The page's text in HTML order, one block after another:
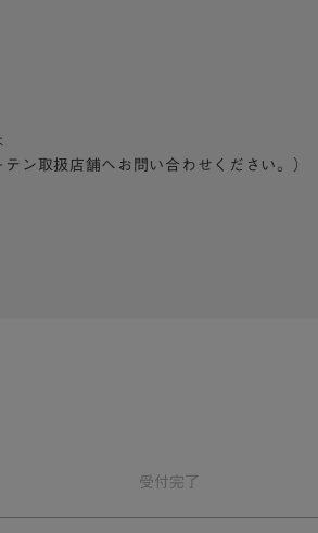
ン取扱店舗へお問い合わせください。）
受付完了